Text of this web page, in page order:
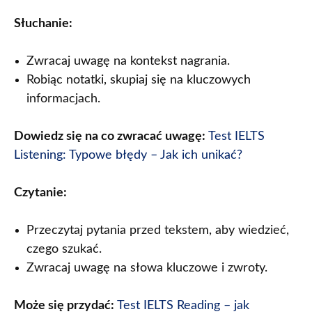
Słuchanie:
Zwracaj uwagę na kontekst nagrania.
Robiąc notatki, skupiaj się na kluczowych
informacjach.
Dowiedz się na co zwracać uwagę: Test IELTS
Listening: Typowe błędy – Jak ich unikać?
Czytanie:
Przeczytaj pytania przed tekstem, aby wiedzieć,
czego szukać.
Zwracaj uwagę na słowa kluczowe i zwroty.
Może się przydać: Test IELTS Reading – jak